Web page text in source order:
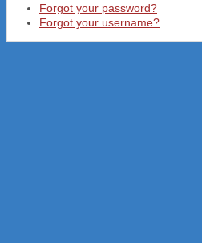
Forgot your password?
Forgot your username?